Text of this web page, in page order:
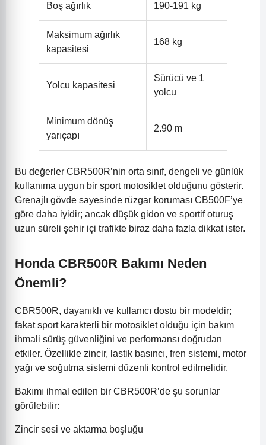
Boş ağırlık 190-191 kg
Maksimum ağırlık
kapasitesi
168 kg
Yolcu kapasitesi
Sürücü ve 1
yolcu
Minimum dönüş
yarıçapı
2.90 m
Bu değerler CBR500R’nin orta sınıf, dengeli ve günlük
kullanıma uygun bir sport motosiklet olduğunu gösterir.
Grenajlı gövde sayesinde rüzgar koruması CB500F’ye
göre daha iyidir; ancak düşük gidon ve sportif oturuş
uzun süreli şehir içi trafikte biraz daha fazla dikkat ister.
Honda CBR500R Bakımı Neden
Önemli?
CBR500R, dayanıklı ve kullanıcı dostu bir modeldir;
fakat sport karakterli bir motosiklet olduğu için bakım
ihmali sürüş güvenliğini ve performansı doğrudan
etkiler. Özellikle zincir, lastik basıncı, fren sistemi, motor
yağı ve soğutma sistemi düzenli kontrol edilmelidir.
Bakımı ihmal edilen bir CBR500R’de şu sorunlar
görülebilir:
Zincir sesi ve aktarma boşluğu